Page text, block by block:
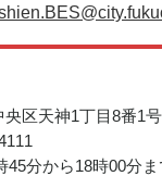
央区天神1丁目8番1号
45分から18時00分ま